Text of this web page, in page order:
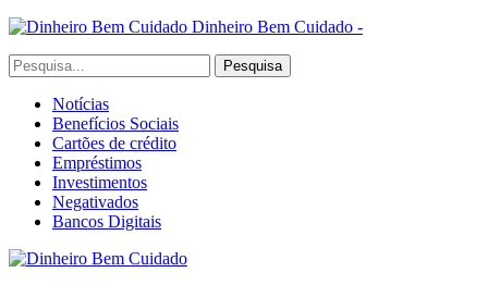
Dinheiro Bem Cuidado -
Notícias
Benefícios Sociais
Cartões de crédito
Empréstimos
Investimentos
Negativados
Bancos Digitais